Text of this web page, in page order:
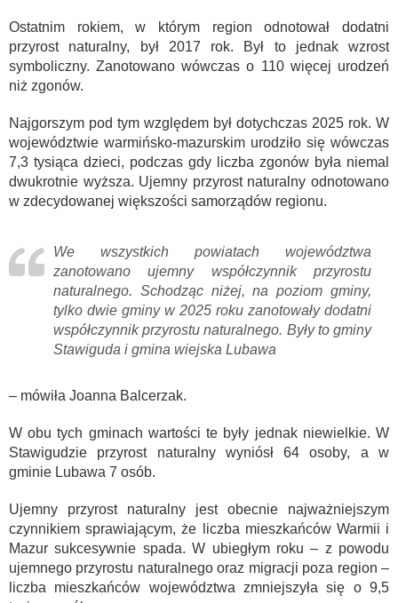
Ostatnim rokiem, w którym region odnotował dodatni
przyrost naturalny, był 2017 rok. Był to jednak wzrost
symboliczny. Zanotowano wówczas o 110 więcej urodzeń
niż zgonów.
Najgorszym pod tym względem był dotychczas 2025 rok. W
województwie warmińsko-mazurskim urodziło się wówczas
7,3 tysiąca dzieci, podczas gdy liczba zgonów była niemal
dwukrotnie wyższa. Ujemny przyrost naturalny odnotowano
w zdecydowanej większości samorządów regionu.
We wszystkich powiatach województwa
zanotowano ujemny współczynnik przyrostu
naturalnego. Schodząc niżej, na poziom gminy,
tylko dwie gminy w 2025 roku zanotowały dodatni
współczynnik przyrostu naturalnego. Były to gminy
Stawiguda i gmina wiejska Lubawa
– mówiła Joanna Balcerzak.
W obu tych gminach wartości te były jednak niewielkie. W
Stawigudzie przyrost naturalny wyniósł 64 osoby, a w
gminie Lubawa 7 osób.
Ujemny przyrost naturalny jest obecnie najważniejszym
czynnikiem sprawiającym, że liczba mieszkańców Warmii i
Mazur sukcesywnie spada. W ubiegłym roku – z powodu
ujemnego przyrostu naturalnego oraz migracji poza region –
liczba mieszkańców województwa zmniejszyła się o 9,5